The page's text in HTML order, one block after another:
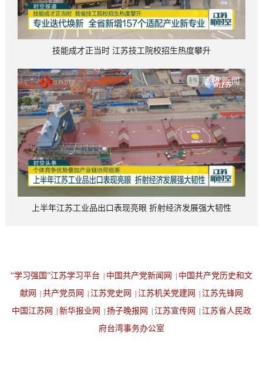
技能成才正当时 江苏技工院校招生热度攀升
上半年江苏工业品出口表现亮眼 折射经济发展强大韧性
“学习强国”江苏学习平台 中国共产党新闻网
中国共产党历史和文
献网
共产党员网 江苏党史网 江苏机关党建网
江苏先锋网
中国江苏网
新华报业网 扬子晚报网 江苏宣传网
江苏省人民政
府台湾事务办公室